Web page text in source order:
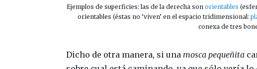
Ejemplos de superficies: las de la derecha son orientables
orientables (éstas no ‘viven’ en el espacio tridimensional:
conexa de tres
Dicho de otra manera, si una mosca pequeñita